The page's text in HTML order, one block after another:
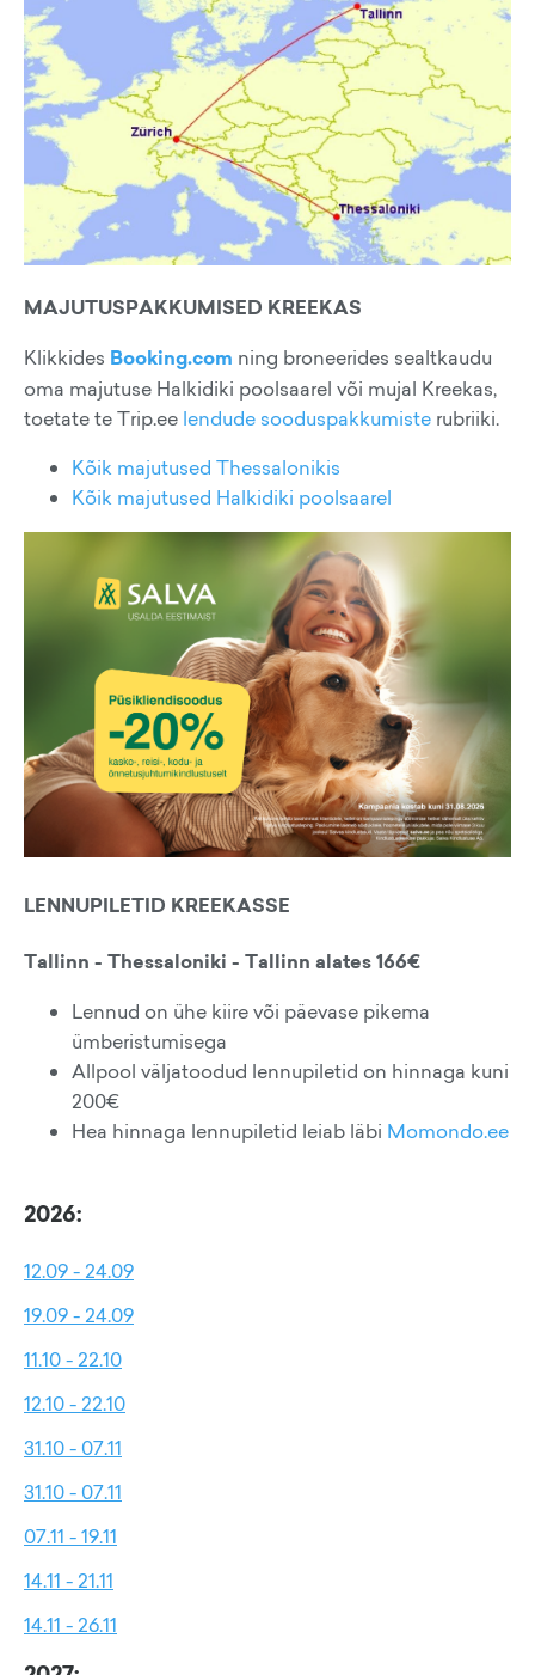
MAJUTUSPAKKUMISED KREEKAS
Klikkides Booking.com ning broneerides sealtkaudu
oma majutuse Halkidiki poolsaarel või mujal Kreekas,
toetate te Trip.ee lendude sooduspakkumiste rubriiki.
Kõik majutused Thessalonikis
Kõik majutused Halkidiki poolsaarel
LENNUPILETID KREEKASSE
Tallinn - Thessaloniki - Tallinn alates 166€
Lennud on ühe kiire või päevase pikema
ümberistumisega
Allpool väljatoodud lennupiletid on hinnaga kuni
200€
Hea hinnaga lennupiletid leiab läbi Momondo.ee
2026:
12.09 - 24.09
19.09 - 24.09
11.10 - 22.10
12.10 - 22.10
31.10 - 07.11
31.10 - 07.11
07.11 - 19.11
14.11 - 21.11
14.11 - 26.11